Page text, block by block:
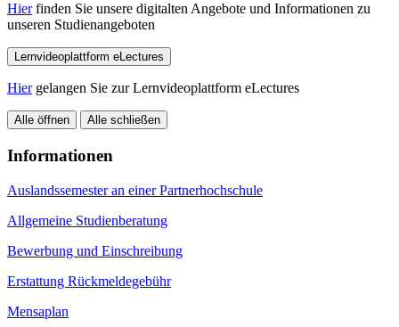
Hierfinden Sie unsere digitalten Angebote und Informationen zu
unseren Studienangeboten
Lernvideoplattform eLectures
Hiergelangen Sie zur Lernvideoplattform eLectures
Alle öffnen Alle schließen
Informationen
Auslandssemester an einer Partnerhochschule
Allgemeine Studienberatung
Bewerbung und Einschreibung
Erstattung Rückmeldegebühr
Mensaplan